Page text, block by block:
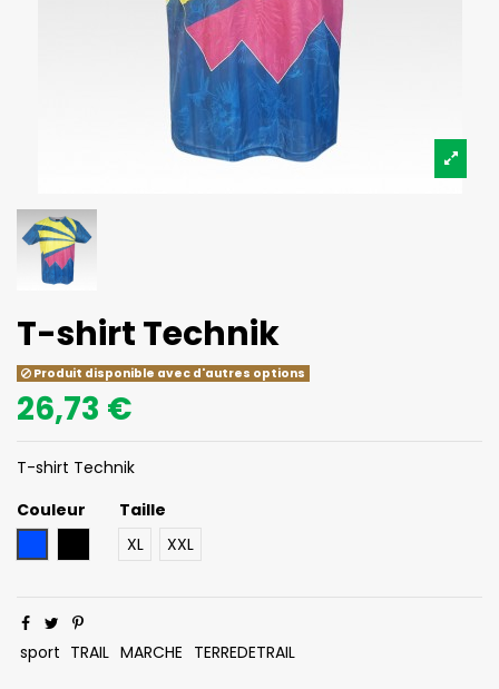
T-shirt Technik
Produit disponible avec d'autres options
26,73 €
T-shirt Technik
Couleur
Taille
XL
XXL
sport TRAIL MARCHE TERREDETRAIL